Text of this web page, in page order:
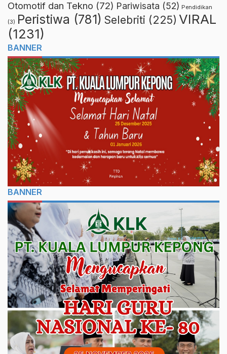
Otomotif dan Tekno (72) Pariwisata (52) Pendidikan
(3) Peristiwa (781) Selebriti (225) VIRAL
(1231)
BANNER
BANNER